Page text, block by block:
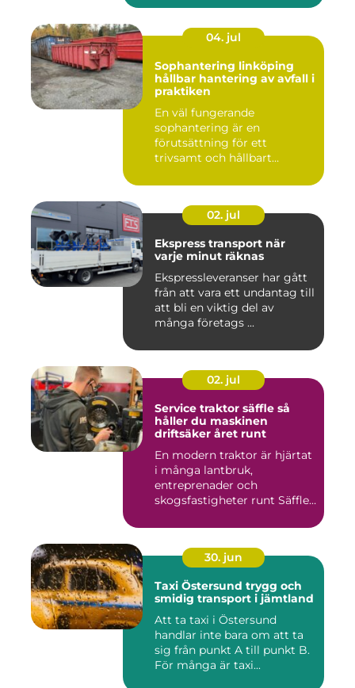
04. jul
Sophantering linköping
hållbar hantering av avfall i
praktiken
En väl fungerande
sophantering är en
förutsättning för ett
trivsamt och hållbart
02. jul
Ekspress transport när
varje minut räknas
Ekspressleveranser har gått
från att vara ett undantag till
att bli en viktig del av
många företags ...
02. jul
Service traktor säffle så
håller du maskinen
driftsäker året runt
En modern traktor är hjärtat
i många lantbruk,
entreprenader och
skogsfastigheter runt Säffle.
30. jun
Taxi Östersund trygg och
smidig transport i jämtland
Att ta taxi i Östersund
handlar inte bara om att ta
sig från punkt A till punkt B.
För många är taxi...